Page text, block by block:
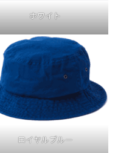
ホワイト
ロイヤルブルー